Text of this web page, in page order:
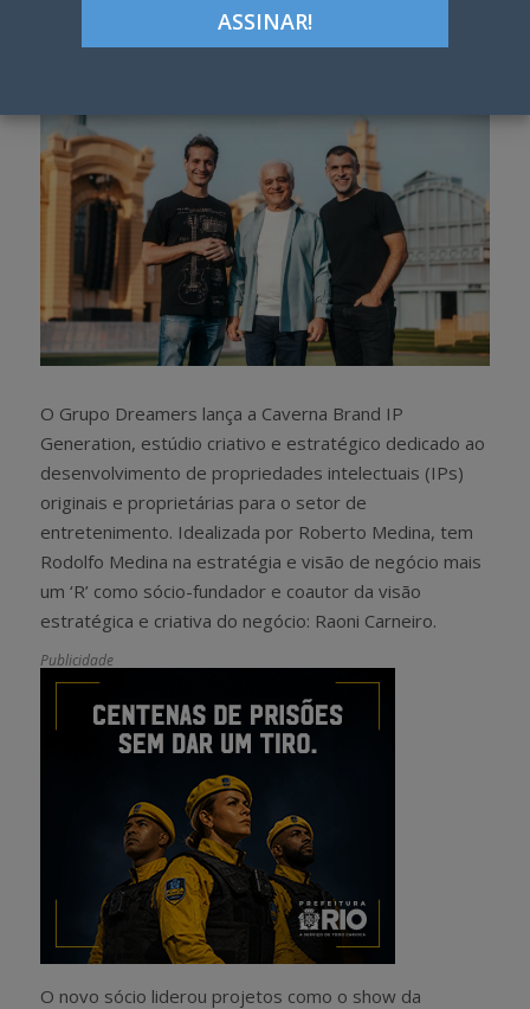
O Grupo Dreamers lança a Caverna Brand IP
Generation, estúdio criativo e estratégico dedicado ao
desenvolvimento de propriedades intelectuais (IPs)
originais e proprietárias para o setor de
entretenimento. Idealizada por Roberto Medina, tem
Rodolfo Medina na estratégia e visão de negócio mais
um ‘R’ como sócio-fundador e coautor da visão
estratégica e criativa do negócio: Raoni Carneiro.
Publicidade
O novo sócio liderou projetos como o show da